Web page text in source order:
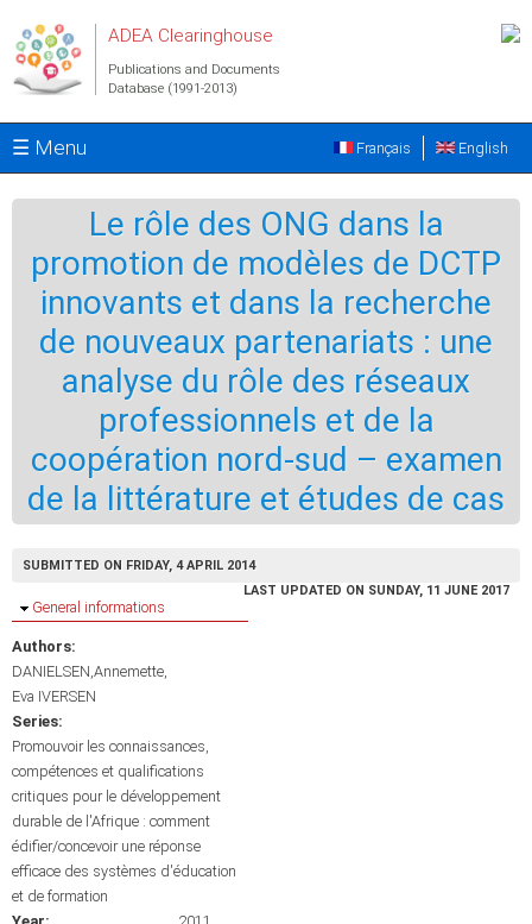
ADEA Clearinghouse
Publications and Documents
Database (1991-2013)
☰ Menu English
Français
Le rôle des ONG dans la
promotion de modèles de DCTP
innovants et dans la recherche
de nouveaux partenariats : une
analyse du rôle des réseaux
professionnels et de la
coopération nord-sud – examen
de la littérature et études de cas
SUBMITTED ON FRIDAY, 4 APRIL 2014
LAST UPDATED ON SUNDAY, 11 JUNE 2017
Hide
General informations
Authors:
DANIELSEN,Annemette
Eva IVERSEN
Series:
Promouvoir les connaissances,
compétences et qualifications
critiques pour le développement
durable de l'Afrique : comment
édifier/concevoir une réponse
efficace des systèmes d'éducation
et de formation